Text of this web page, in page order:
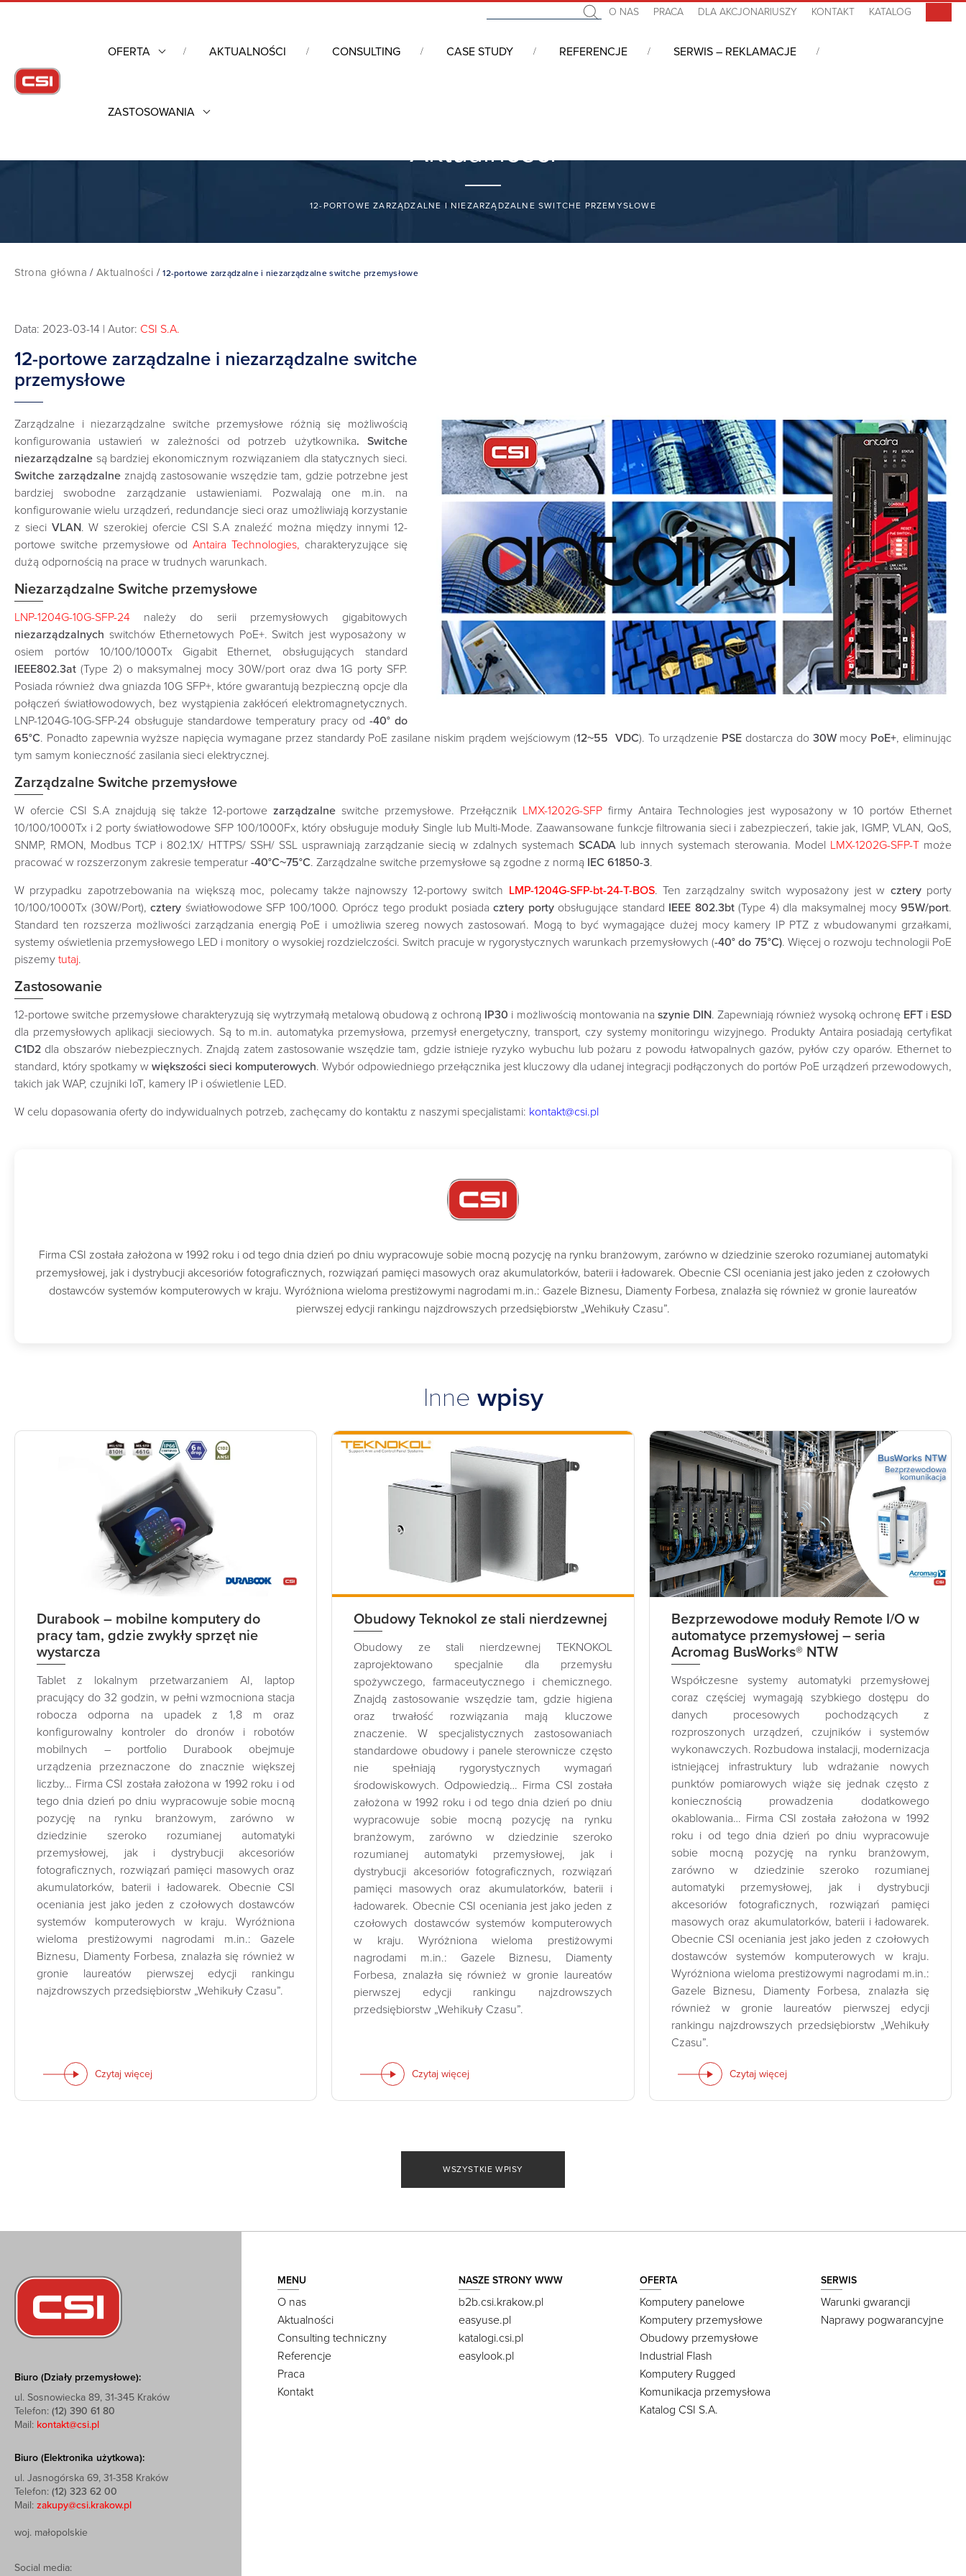
O NAS PRACA DLA AKCJONARIUSZY KONTAKT KATALOG
OFERTA AKTUALNOŚCI CONSULTING CASE STUDY REFERENCJE SERWIS – REKLAMACJE
ZASTOSOWANIA
Aktualności
12-PORTOWE ZARZĄDZALNE I NIEZARZĄDZALNE SWITCHE PRZEMYSŁOWE
Strona główna / Aktualności /12-portowe zarządzalne i niezarządzalne switche przemysłowe
Data: 2023-03-14 | Autor: CSI S.A.
12-portowe zarządzalne i niezarządzalne switche
przemysłowe
Zarządzalne i niezarządzalne switche przemysłowe różnią się możliwością
konfigurowania ustawień w zależności od potrzeb użytkownika. Switche
niezarządzalne są bardziej ekonomicznym rozwiązaniem dla statycznych sieci.
Switche zarządzalne znajdą zastosowanie wszędzie tam, gdzie potrzebne jest
bardziej swobodne zarządzanie ustawieniami. Pozwalają one m.in. na
konfigurowanie wielu urządzeń, redundancje sieci oraz umożliwiają korzystanie
z sieci VLAN. W szerokiej ofercie CSI S.A znaleźć można między innymi 12-
portowe switche przemysłowe od Antaira Technologies, charakteryzujące się
dużą odpornością na prace w trudnych warunkach.
Niezarządzalne Switche przemysłowe
LNP-1204G-10G-SFP-24 należy do serii przemysłowych gigabitowych
niezarządzalnych switchów Ethernetowych PoE+. Switch jest wyposażony w
osiem portów 10/100/1000Tx Gigabit Ethernet, obsługujących standard
IEEE802.3at (Type 2) o maksymalnej mocy 30W/port oraz dwa 1G porty SFP.
Posiada również dwa gniazda 10G SFP+, które gwarantują bezpieczną opcje dla
połączeń światłowodowych, bez wystąpienia zakłóceń elektromagnetycznych.
LNP-1204G-10G-SFP-24 obsługuje standardowe temperatury pracy od -40° do
65°C. Ponadto zapewnia wyższe napięcia wymagane przez standardy PoE zasilane niskim prądem wejściowym (12~55 VDC). To urządzenie PSE dostarcza do 30W mocy PoE+, eliminując
tym samym konieczność zasilania sieci elektrycznej.
Zarządzalne Switche przemysłowe
W ofercie CSI S.A znajdują się także 12-portowezarządzalne switche przemysłowe. Przełącznik LMX-1202G-SFPfirmy Antaira Technologies jest wyposażony w 10 portów Ethernet
10/100/1000Tx i 2 porty światłowodowe SFP 100/1000Fx, który obsługuje moduły Single lub Multi-Mode. Zaawansowane funkcje filtrowania sieci i zabezpieczeń, takie jak, IGMP, VLAN, QoS,
SNMP, RMON, Modbus TCP i 802.1X/ HTTPS/ SSH/ SSL usprawniają zarządzanie siecią w zdalnych systemachSCADA lub innych systemach sterowania. Model LMX-1202G-SFP-Tmoże
pracować w rozszerzonym zakresie temperatur -40°C~75°C. Zarządzalne switche przemysłowe są zgodne z normą IEC 61850-3.
W przypadku zapotrzebowania na większą moc, polecamy także najnowszy 12-portowy switch LMP-1204G-SFP-bt-24-T-BOS. Ten zarządzalny switch wyposażony jest w czteryporty
10/100/1000Tx (30W/Port),cztery światłowodowe SFP 100/1000. Oprócz tego produkt posiadacztery portyobsługujące standard IEEE 802.3bt(Type 4) dla maksymalnej mocy95W/port.
Standard ten rozszerza możliwości zarządzania energią PoE i umożliwia szereg nowych zastosowań. Mogą to być wymagające dużej mocy kamery IP PTZ z wbudowanymi grzałkami,
systemy oświetlenia przemysłowego LED i monitory o wysokiej rozdzielczości. Switch pracuje w rygorystycznych warunkach przemysłowych (-40° do 75°C). Więcej o rozwoju technologii PoE
piszemy tutaj.
Zastosowanie
12-portowe switche przemysłowe charakteryzują się wytrzymałą metalową obudową z ochroną IP30 i możliwością montowania na szynie DIN. Zapewniają również wysoką ochronę EFTiESD
dla przemysłowych aplikacji sieciowych. Są to m.in. automatyka przemysłowa, przemysł energetyczny, transport, czy systemy monitoringu wizyjnego. Produkty Antaira posiadają certyfikat
C1D2 dla obszarów niebezpiecznych. Znajdą zatem zastosowanie wszędzie tam, gdzie istnieje ryzyko wybuchu lub pożaru z powodu łatwopalnych gazów, pyłów czy oparów. Ethernet to
standard, który spotkamy wwiększości sieci komputerowych. Wybór odpowiedniego przełącznika jest kluczowy dla udanej integracji podłączonych do portów PoE urządzeń przewodowych,
takich jak WAP, czujniki IoT, kamery IP i oświetlenie LED.
W celu dopasowania oferty do indywidualnych potrzeb, zachęcamy do kontaktu z naszymi specjalistami: kontakt@csi.pl
Firma CSI została założona w 1992 roku i od tego dnia dzień po dniu wypracowuje sobie mocną pozycję na rynku branżowym, zarówno w dziedzinie szeroko rozumianej automatyki
przemysłowej, jak i dystrybucji akcesoriów fotograficznych, rozwiązań pamięci masowych oraz akumulatorków, baterii i ładowarek. Obecnie CSI oceniania jest jako jeden z czołowych
dostawców systemów komputerowych w kraju. Wyróżniona wieloma prestiżowymi nagrodami m.in.: Gazele Biznesu, Diamenty Forbesa, znalazła się również w gronie laureatów
pierwszej edycji rankingu najzdrowszych przedsiębiorstw „Wehikuły Czasu”.
Inne wpisy
Durabook – mobilne komputery do
pracy tam, gdzie zwykły sprzęt nie
wystarcza
Tablet z lokalnym przetwarzaniem AI, laptop
pracujący do 32 godzin, w pełni wzmocniona stacja
robocza odporna na upadek z 1,8 m oraz
konfigurowalny kontroler do dronów i robotów
mobilnych – portfolio Durabook obejmuje
urządzenia przeznaczone do znacznie większej
liczby… Firma CSI została założona w 1992 roku i od
tego dnia dzień po dniu wypracowuje sobie mocną
pozycję na rynku branżowym, zarówno w
dziedzinie szeroko rozumianej automatyki
przemysłowej, jak i dystrybucji akcesoriów
fotograficznych, rozwiązań pamięci masowych oraz
akumulatorków, baterii i ładowarek. Obecnie CSI
oceniania jest jako jeden z czołowych dostawców
systemów komputerowych w kraju. Wyróżniona
wieloma prestiżowymi nagrodami m.in.: Gazele
Biznesu, Diamenty Forbesa, znalazła się również w
gronie laureatów pierwszej edycji rankingu
najzdrowszych przedsiębiorstw „Wehikuły Czasu”.
Czytaj więcej
Obudowy Teknokol ze stali nierdzewnej
Obudowy ze stali nierdzewnej TEKNOKOL
zaprojektowano specjalnie dla przemysłu
spożywczego, farmaceutycznego i chemicznego.
Znajdą zastosowanie wszędzie tam, gdzie higiena
oraz trwałość rozwiązania mają kluczowe
znaczenie. W specjalistycznych zastosowaniach
standardowe obudowy i panele sterownicze często
nie spełniają rygorystycznych wymagań
środowiskowych. Odpowiedzią… Firma CSI została
założona w 1992 roku i od tego dnia dzień po dniu
wypracowuje sobie mocną pozycję na rynku
branżowym, zarówno w dziedzinie szeroko
rozumianej automatyki przemysłowej, jak i
dystrybucji akcesoriów fotograficznych, rozwiązań
pamięci masowych oraz akumulatorków, baterii i
ładowarek. Obecnie CSI oceniania jest jako jeden z
czołowych dostawców systemów komputerowych
w kraju. Wyróżniona wieloma prestiżowymi
nagrodami m.in.: Gazele Biznesu, Diamenty
Forbesa, znalazła się również w gronie laureatów
pierwszej edycji rankingu najzdrowszych
przedsiębiorstw „Wehikuły Czasu”.
Czytaj więcej
Bezprzewodowe moduły Remote I/O w
automatyce przemysłowej – seria
Acromag BusWorks® NTW
Współczesne systemy automatyki przemysłowej
coraz częściej wymagają szybkiego dostępu do
danych procesowych pochodzących z
rozproszonych urządzeń, czujników i systemów
wykonawczych. Rozbudowa instalacji, modernizacja
istniejącej infrastruktury lub wdrażanie nowych
punktów pomiarowych wiąże się jednak często z
koniecznością prowadzenia dodatkowego
okablowania… Firma CSI została założona w 1992
roku i od tego dnia dzień po dniu wypracowuje
sobie mocną pozycję na rynku branżowym,
zarówno w dziedzinie szeroko rozumianej
automatyki przemysłowej, jak i dystrybucji
akcesoriów fotograficznych, rozwiązań pamięci
masowych oraz akumulatorków, baterii i ładowarek.
Obecnie CSI oceniania jest jako jeden z czołowych
dostawców systemów komputerowych w kraju.
Wyróżniona wieloma prestiżowymi nagrodami m.in.:
Gazele Biznesu, Diamenty Forbesa, znalazła się
również w gronie laureatów pierwszej edycji
rankingu najzdrowszych przedsiębiorstw „Wehikuły
Czasu”.
Czytaj więcej
WSZYSTKIE WPISY
Biuro (Działy przemysłowe):
ul. Sosnowiecka 89, 31-345 Kraków
Telefon: (12) 390 61 80
Mail: kontakt@csi.pl
Biuro (Elektronika użytkowa):
ul. Jasnogórska 69, 31-358 Kraków
Telefon: (12) 323 62 00
Mail: zakupy@csi.krakow.pl
woj. małopolskie
Social media:
MENU
O nas
Aktualności
Consulting techniczny
Referencje
Praca
Kontakt
NASZE STRONY WWW
b2b.csi.krakow.pl
easyuse.pl
katalogi.csi.pl
easylook.pl
OFERTA
Komputery panelowe
Komputery przemysłowe
Obudowy przemysłowe
Industrial Flash
Komputery Rugged
Komunikacja przemysłowa
Katalog CSI S.A.
SERWIS
Warunki gwarancji
Naprawy pogwarancyjne